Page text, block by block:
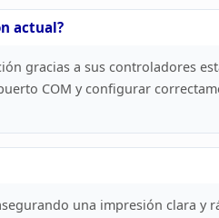
actual?
gracias a sus controladores
COM y configurar
una impresión clara y